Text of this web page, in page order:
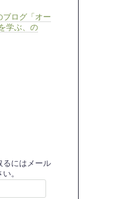
ブログ「オー
学ぶ、の
るにはメール
。